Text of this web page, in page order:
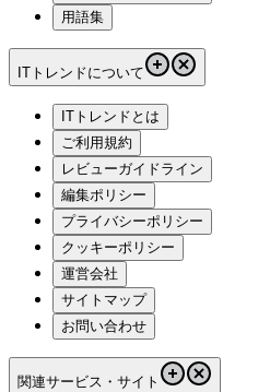
用語集
ITトレンドについて
ITトレンドとは
ご利用規約
レビューガイドライン
編集ポリシー
プライバシーポリシー
クッキーポリシー
運営会社
サイトマップ
お問い合わせ
関連サービス・サイト